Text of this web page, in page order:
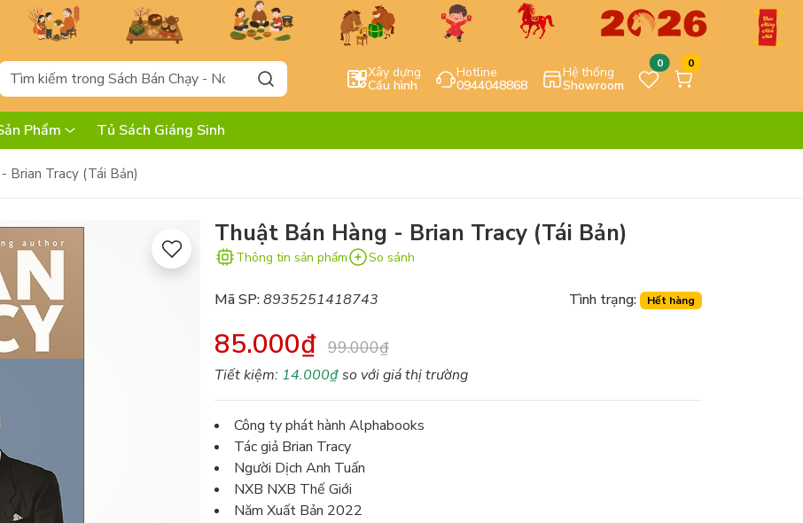
Xây dựng
Cấu hình
Hotline
0944048868
Hệ thống
Showroom
0 0
Phẩm Tủ Sách Giáng Sinh
Brian Tracy (Tái Bản)
Thuật Bán Hàng - Brian Tracy (Tái Bản)
Thông tin sản phẩm So sánh
Mã SP:8935251418743 Tình trạng: Hết hàng
85.000₫ 99.000₫
Tiết kiệm: 14.000₫so với giá thị trường
Công ty phát hành Alphabooks
Tác giả Brian Tracy
Người Dịch Anh Tuấn
NXB NXB Thế Giới
Năm Xuất Bản 2022